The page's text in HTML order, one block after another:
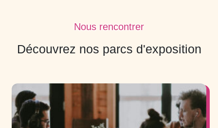
Nous rencontrer
Découvrez nos parcs d'exposition